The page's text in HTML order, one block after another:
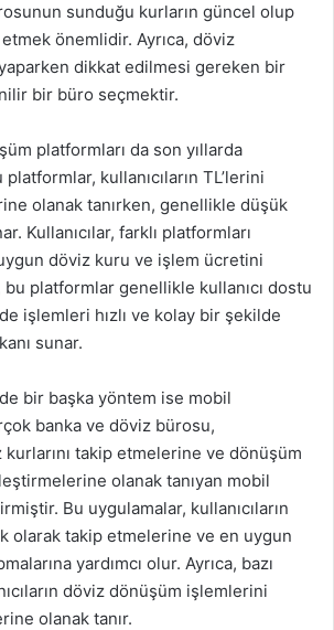
sunduğu kurların güncel olup
etmek önemlidir. Ayrıca, döviz
dikkat edilmesi gereken bir
bir büro seçmektir.
platformları da son yıllarda
platformlar, kullanıcıların TL’lerini
olanak tanırken, genellikle düşük
Kullanıcılar, farklı platformları
döviz kuru ve işlem ücretini
bu platformlar genellikle kullanıcı dostu
işlemleri hızlı ve kolay bir şekilde
sunar.
bir başka yöntem ise mobil
banka ve döviz bürosu,
kurlarını takip etmelerine ve dönüşüm
olanak tanıyan mobil
Bu uygulamalar, kullanıcıların
olarak takip etmelerine ve en uygun
yardımcı olur. Ayrıca, bazı
döviz dönüşüm işlemlerini
olanak tanır.